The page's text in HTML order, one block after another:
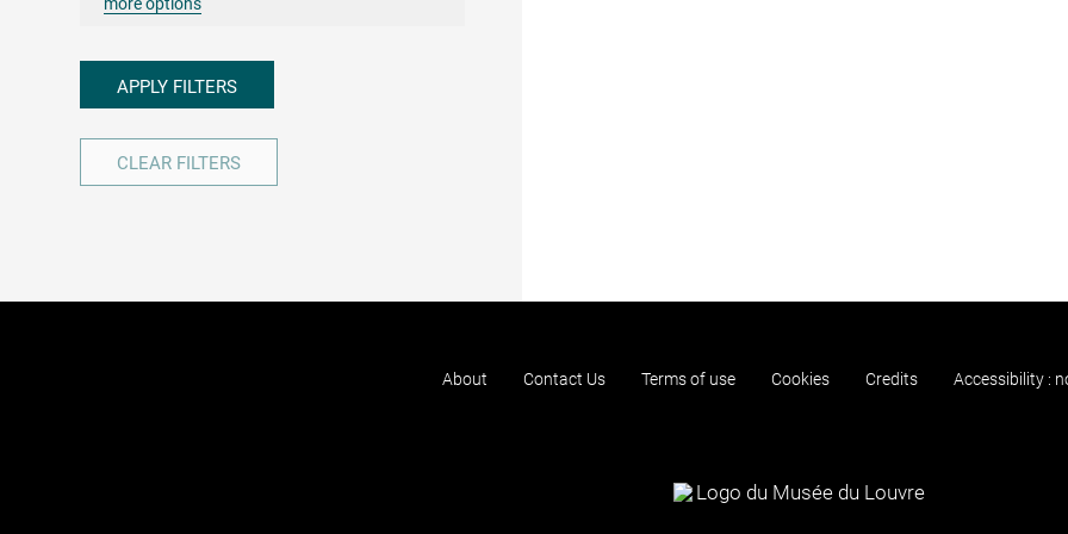
APPLY FILTERS
CLEAR FILTERS
About Contact Us Terms of use Cookies Credits Accessibility :